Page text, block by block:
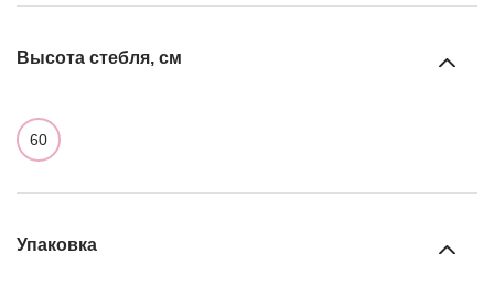
Высота стебля, см
60
Упаковка